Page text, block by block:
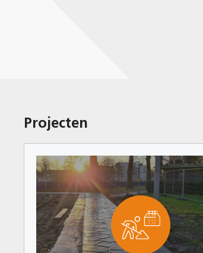
Projecten